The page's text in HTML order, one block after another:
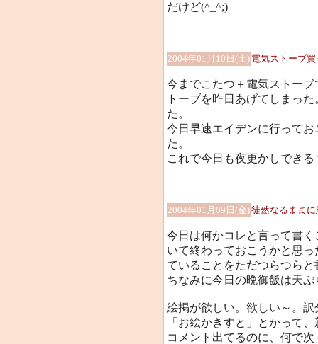
だけど(^_^;)
2004年01月10日(土) 電気ストーブ買
今までこたつ＋電気ストー
トーブを昨日あげてしまっ
た。
今日早速エイデンに行って
た。
これで今日も夜更かしできる
2004年01月09日(金)徒然なるまま
今日は何かコレと言って書
いて終わっておこうかと思
ていることをただつらつら
ちなみに今日の晩御飯は天
絵掲が欲しい。欲しい～。
「お絵かきすと」とかって
コメント出てるのに、何で